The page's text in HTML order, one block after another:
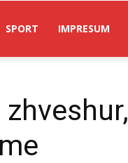
SPORT IMPRESUM